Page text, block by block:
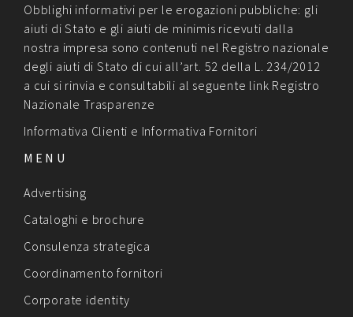
Obblighi informativi per le erogazioni pubbliche: gli
aiuti di Stato e gli aiuti de minimis ricevuti dalla
nostra impresa sono contenuti nel Registro nazionale
degli aiuti di Stato di cui all’art. 52 della L. 234/2012
a cui si rinvia e consultabili al seguente link Registro
Nazionale Trasparenze
Informativa Clienti e Informativa Fornitori
MENU
Advertising
Cataloghi e brochure
Consulenza strategica
Coordinamento fornitori
Corporate identity